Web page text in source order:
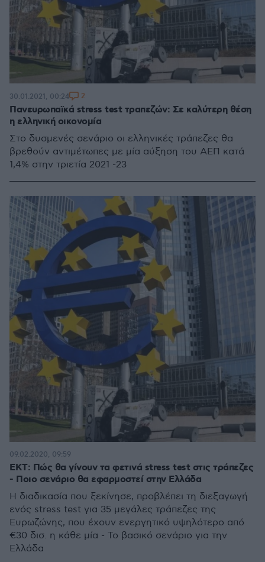
Πανευρωπαϊκά stress test τραπεζών: Σε καλύτερη θέση
η ελληνική οικονομία
Στο δυσμενές σενάριο οι ελληνικές τράπεζες θα
βρεθούν αντιμέτωπες με μία αύξηση του ΑΕΠ κατά
1,4% στην τριετία 2021 -23
30.01.2021, 00:24 2
ΕΚΤ: Πώς θα γίνουν τα φετινά stress test στις τράπεζες
- Ποιο σενάριο θα εφαρμοστεί στην Ελλάδα
Η διαδικασία που ξεκίνησε, προβλέπει τη διεξαγωγή
ενός stress test για 35 μεγάλες τράπεζες της
Ευρωζώνης, που έχουν ενεργητικό υψηλότερο από
€30 δισ. η κάθε μία - Το βασικό σενάριο για την
Ελλάδα
09.02.2020, 09:59